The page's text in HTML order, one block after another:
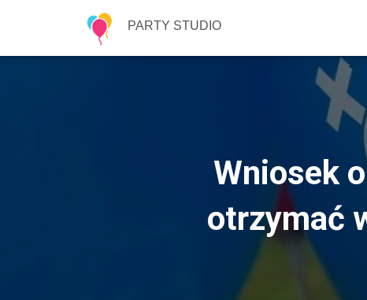
PARTY STUDIO
Wniosek
otrzymać